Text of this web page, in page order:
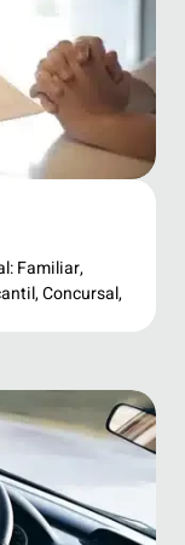
Familiar,
Concursal,